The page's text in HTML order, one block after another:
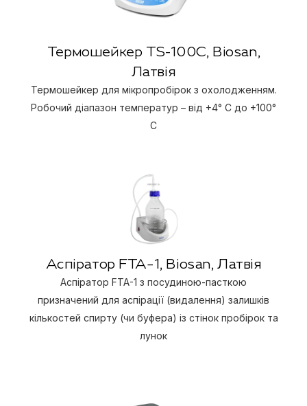
Термошейкер TS-100С, Biosan,
Латвія
Термошейкер для мікропробірок з охолодженням.
Робочий діапазон температур – від +4° C до +100°
C
Аспіратор FTA–1, Biosan, Латвія
Аспіратор FTA-1 з посудиною-пасткою
призначений для аспірації (видалення) залишків
кількостей спирту (чи буфера) із стінок пробірок та
лунок